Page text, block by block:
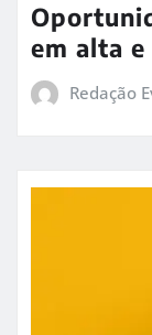
em alta
Redação